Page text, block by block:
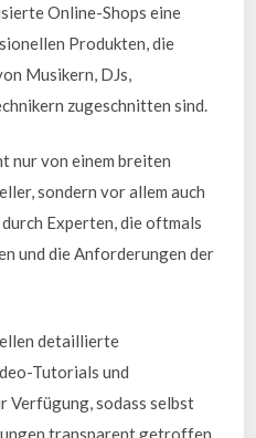
Online-Shops eine
Produkten, die
Musikern, DJs,
zugeschnitten sind.
nur von einem breiten
sondern vor allem auch
Experten, die oftmals
und die Anforderungen der
detaillierte
Tutorials und
Verfügung, sodass selbst
transparent getroffen